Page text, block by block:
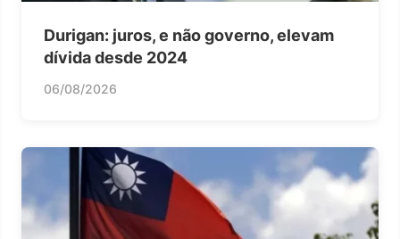
Durigan: juros, e não governo, elevam
dívida desde 2024
06/08/2026